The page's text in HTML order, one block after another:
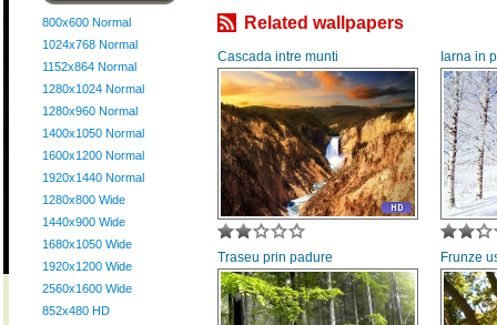
800x600 Normal
1024x768 Normal
1152x864 Normal
1280x1024 Normal
1280x960 Normal
1400x1050 Normal
1600x1200 Normal
1920x1440 Normal
1280x800 Wide
1440x900 Wide
1680x1050 Wide
1920x1200 Wide
2560x1600 Wide
852x480 HD
Related wallpapers
Cascada intre munti Iarna in
Traseu prin padure Frunze